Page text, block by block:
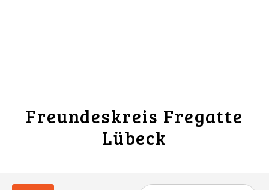
Freundeskreis Fregatte
Lübeck